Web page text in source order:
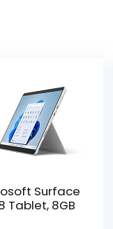
Surface
Tablet, 8GB